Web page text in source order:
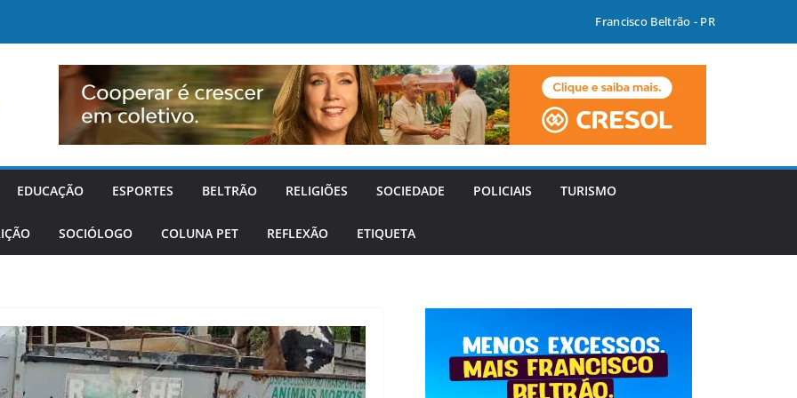
Francisco Beltrão - PR
EDUCAÇÃO ESPORTES BELTRÃO RELIGIÕES SOCIEDADE POLICIAIS TURISMO
SOCIÓLOGO COLUNA PET REFLEXÃO ETIQUETA